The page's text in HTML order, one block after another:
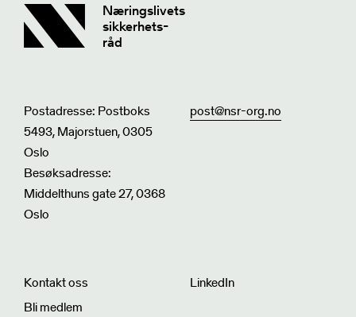
Næringslivets
sikkerhets-
råd
Postadresse: Postboks
5493, Majorstuen, 0305
Oslo
Besøksadresse:
Middelthuns gate 27, 0368
Oslo
post@nsr-org.no
Kontakt oss
Bli medlem
LinkedIn